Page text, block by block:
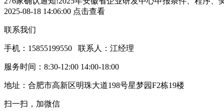
2025-08-18 14:06:00 点击查看
联系我们
手机：15855199550 联系人：江经理
服务时间：8:30-12:00 14:00-18:00
地址：合肥市高新区明珠大道198号星梦园F2栋19楼
扫一扫，加微信